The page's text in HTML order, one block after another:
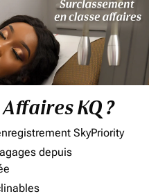
KQ ?
SkyPriority
depuis